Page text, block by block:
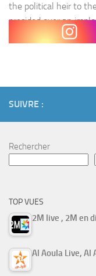
the political heir to
presided over an
Venezuela’s
SUIVRE :
Rechercher
TOP VUES
2M live , 2M en
Al Aoula Live, Al